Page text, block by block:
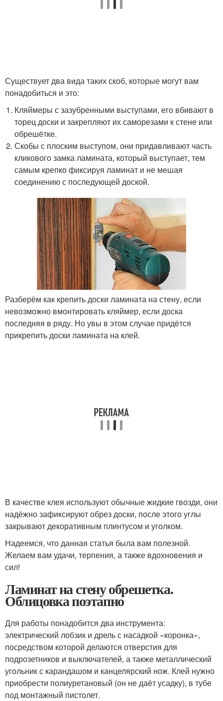
Существует два вида таких скоб, которые могут вам
понадобиться и это:
Кляймеры с зазубренными выступами, его вбивают в
торец доски и закрепляют их саморезами к стене или
обрешётке.
Скобы с плоским выступом, они придавливают часть
кликового замка ламината, который выступает, тем
самым крепко фиксируя ламинат и не мешая
соединению с последующей доской.
Разберём как крепить доски ламината на стену, если
невозможно вмонтировать кляймер, если доска
последняя в ряду. Но увы в этом случае придётся
прикрепить доски ламината на клей.
В качестве клея используют обычные жидкие гвозди, они
надёжно зафиксируют обрез доски, после этого углы
закрывают декоративным плинтусом и уголком.
Надеемся, что данная статья была вам полезной.
Желаем вам удачи, терпения, а также вдохновения и
сил!
Ламинат на стену обрешетка.
Облицовка поэтапно
Для работы понадобится два инструмента:
электрический лобзик и дрель с насадкой «коронка»,
посредством которой делаются отверстия для
подрозетников и выключателей, а также металлический
угольник с карандашом и канцелярский нож. Клей нужно
приобрести полиуретановый (он не даёт усадку), в тубе
под монтажный пистолет.